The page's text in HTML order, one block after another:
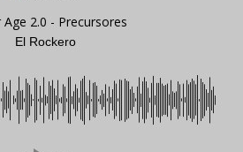
Age 2.0 - Precursores
El Rockero